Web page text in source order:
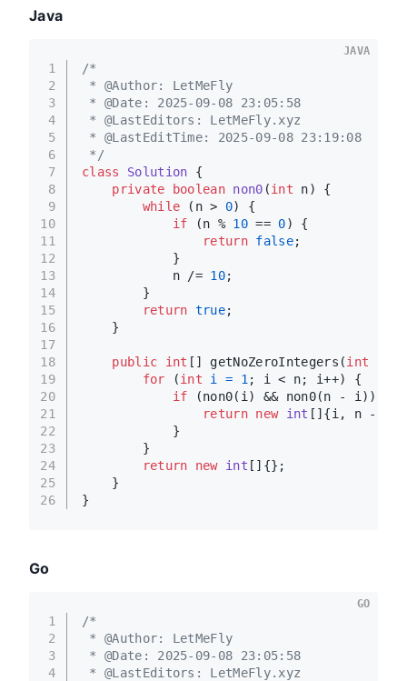
Java
1
2
3
4
5
6
7
8
9
10
11
12
13
14
15
16
17
18
19
20
21
22
23
24
25
26
/*
* @Author: LetMeFly
* @Date: 2025-09-08 23:05:58
* @LastEditors: LetMeFly.xyz
* @LastEditTime: 2025-09-08 23:19:08
*/
class
Solution {
private
boolean non0 (int n)
{
while (n > 0) {
if (n % 10 == 0) {
return false;
            }
            n /=
10;
        }
return true;
    }
public int [] getNoZeroIntegers(int
for (int i = 1 ; i < n; i++) {
if (non0(i) && non0(n - i)) {
return new int []{i, n - i};
            }
        }
return
new int []{};
    }
}
JAVA
Go
1
2
3
4
/*
* @Author: LetMeFly
* @Date: 2025-09-08 23:05:58
* @LastEditors: LetMeFly.xyz
GO